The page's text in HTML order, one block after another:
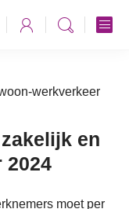
werkverkeer
en
2024
moet per